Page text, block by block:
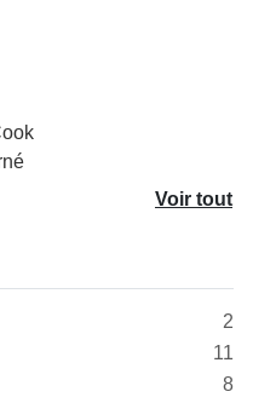
Voir tout
2
11
8